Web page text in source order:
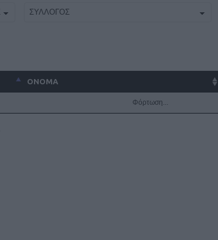
ΌΝΟΜΑ
Φόρτωση...